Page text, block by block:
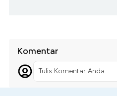
Komentar
Tulis Komentar Anda...